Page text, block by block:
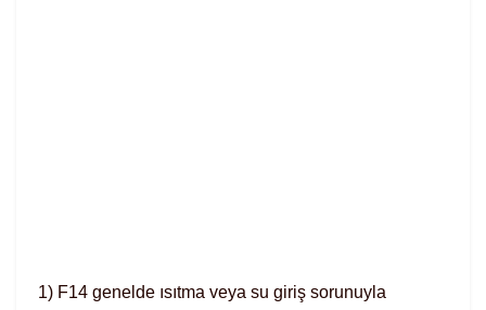
1) F14 genelde ısıtma veya su giriş sorunuyla